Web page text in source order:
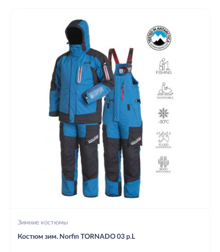
Зимние костюмы
Костюм зим. Norfin TORNADO 03 р.L